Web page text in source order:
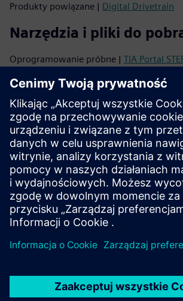
Produkty powiązane | Digital Drivetrain
Narzędzia i pliki do
Oprogramowanie próbne | TIA Portal
Menedżer pobierania CAx |Dane CAx
TIA Selection Tool |Konfiguracja produktu
Pomoc
Wsparcie online |Wszystkie produkty
Wsparcie online |Forum techniczne
Wsparcie online |Utwórz nowe żądanie
technicznej